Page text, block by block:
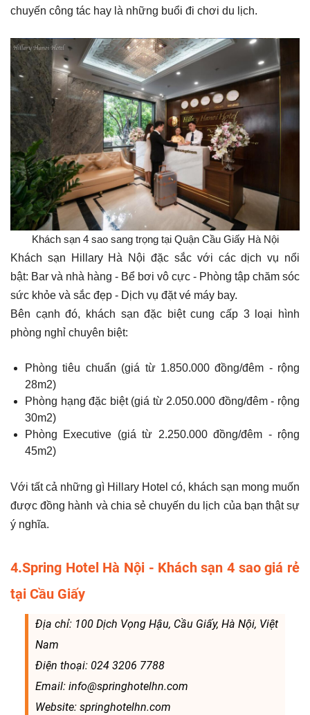
chuyến công tác hay là những buổi đi chơi du lịch.
Khách sạn 4 sao sang trọng tại Quận Cầu Giấy Hà Nội
Khách sạn Hillary Hà Nội đặc sắc với các dịch vụ nổi
bật: Bar và nhà hàng - Bể bơi vô cực - Phòng tập chăm sóc
sức khỏe và sắc đẹp - Dịch vụ đặt vé máy bay.
Bên cạnh đó, khách sạn đặc biệt cung cấp 3 loại hình
phòng nghỉ chuyên biệt:
Phòng tiêu chuẩn (giá từ 1.850.000 đồng/đêm - rộng
28m2)
Phòng hạng đặc biệt (giá từ 2.050.000 đồng/đêm - rộng
30m2)
Phòng Executive (giá từ 2.250.000 đồng/đêm - rộng
45m2)
Với tất cả những gì Hillary Hotel có, khách sạn mong muốn
được đồng hành và chia sẻ chuyến du lịch của bạn thật sự
ý nghĩa.
4.Spring Hotel Hà Nội - Khách sạn 4 sao giá rẻ
tại Cầu Giấy
Địa chỉ: 100 Dịch Vọng Hậu, Cầu Giấy, Hà Nội, Việt
Nam
Điện thoại: 024 3206 7788
Email: info@springhotelhn.com
Website: springhotelhn.com